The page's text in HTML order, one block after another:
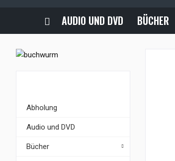
AUDIO UND DVD BÜCHER
Abholung
Audio und DVD
Bücher